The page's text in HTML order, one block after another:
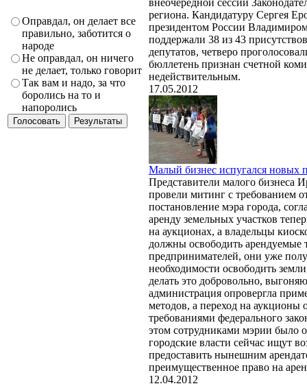
Оправдал, он делает все
правильно, заботится о
народе
Не оправдал, он ничего
не делает, только говорит
Так вам и надо, за что
боролись на то и
напоролись
региона. Кандидатуру Сергея
президентом России
поддержали 38 из 43
депутатов, четверо
бюллетень признан счетной
недействительным.
17.05.2012
Малый бизнес испугался новых
Представители малого бизнеса
провели митинг с требованием
постановление мэра города,
аренду земельных участков
на аукционах, а владельцы
должны освободить арендуемые
предпринимателей, они уже
необходимости освободить
делать это добровольно,
администрация опровергла
методов, а переход на аукционы
требованиями федерального
этом сотрудниками мэрии было
городские власти сейчас ищут
предоставить нынешним
преимущественное право на
12.04.2012